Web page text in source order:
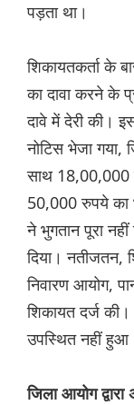
पड़ता था।
शिकायतकर्ता के
का दावा करने के
दावे में देरी की।
नोटिस भेजा गया,
साथ
50,000 रुपये का
ने भुगतान पूरा
दिया। नतीजतन,
निवारण आयोग,
शिकायत दर्ज
उपस्थित नहीं
जिला आयोग